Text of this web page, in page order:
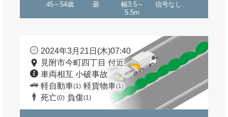
45～54歳 曇
幅3.5～
5.5m
信号なし
2024年3月21日(木)07:40
見附市今町四丁目 付近
車両相互 小破事故
軽自動車(1) 軽貨物車(1)
死亡(0) 負傷(1)